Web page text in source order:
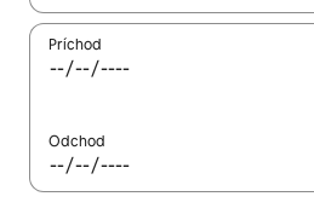
Príchod
Odchod